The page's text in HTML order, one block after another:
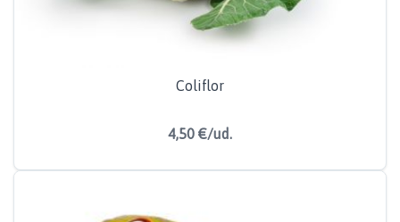
Coliflor
4,50 €/ud.